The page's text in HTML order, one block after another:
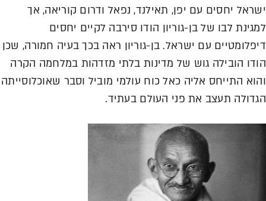
ישראל יחסים עם יפן, תאילנד, נפאל ודרום קוריאה, אך
למגינת לבו של בן-גוריון הודו סירבה לקיים יחסים
דיפלומטיים עם ישראל. בן-גוריון ראה בכך בעיה חמורה, שכן
הודו הובילה גוש של מדינות בלתי מזדהות במלחמה הקרה
והוא התייחס אליה כאל כוח עולמי מוביל וסבר שאוכלוסייתה
הגדולה תעצב את פני העולם בעתיד.